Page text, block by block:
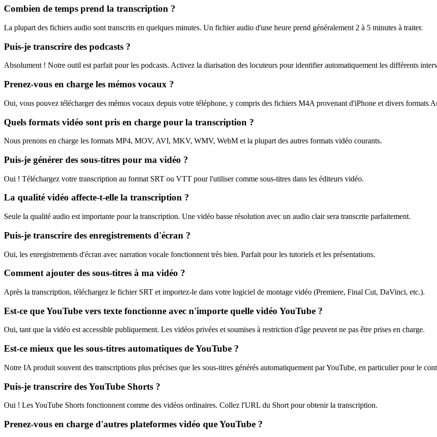
Combien de temps prend la transcription ?
La plupart des fichiers audio sont transcrits en quelques minutes. Un fichier audio d'une heure prend généralement 2 à 5 minutes à traiter.
Puis-je transcrire des podcasts ?
Absolument ! Notre outil est parfait pour les podcasts. Activez la diarisation des locuteurs pour identifier automatiquement les différents
Prenez-vous en charge les mémos vocaux ?
Oui, vous pouvez télécharger des mémos vocaux depuis votre téléphone, y compris des fichiers M4A provenant d'iPhone et divers formats
Quels formats vidéo sont pris en charge pour la transcription ?
Nous prenons en charge les formats MP4, MOV, AVI, MKV, WMV, WebM et la plupart des autres formats vidéo courants.
Puis-je générer des sous-titres pour ma vidéo ?
Oui ! Téléchargez votre transcription au format SRT ou VTT pour l'utiliser comme sous-titres dans les éditeurs vidéo.
La qualité vidéo affecte-t-elle la transcription ?
Seule la qualité audio est importante pour la transcription. Une vidéo basse résolution avec un audio clair sera transcrite parfaitement.
Puis-je transcrire des enregistrements d'écran ?
Oui, les enregistrements d'écran avec narration vocale fonctionnent très bien. Parfait pour les tutoriels et les présentations.
Comment ajouter des sous-titres à ma vidéo ?
Après la transcription, téléchargez le fichier SRT et importez-le dans votre logiciel de montage vidéo (Premiere, Final Cut, DaVinci, etc.).
Est-ce que YouTube vers texte fonctionne avec n'importe quelle vidéo YouTube ?
Oui, tant que la vidéo est accessible publiquement. Les vidéos privées et soumises à restriction d'âge peuvent ne pas être prises en charge.
Est-ce mieux que les sous-titres automatiques de YouTube ?
Notre IA produit souvent des transcriptions plus précises que les sous-titres générés automatiquement par YouTube, en particulier pour le
Puis-je transcrire des YouTube Shorts ?
Oui ! Les YouTube Shorts fonctionnent comme des vidéos ordinaires. Collez l'URL du Short pour obtenir la transcription.
Prenez-vous en charge d'autres plateformes vidéo que YouTube ?